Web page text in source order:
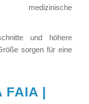
medizinische
und höhere
sorgen für eine
FAIA |